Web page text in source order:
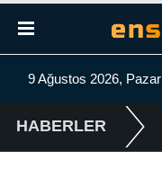
9 Ağustos 2026, Pazar
HABERLER